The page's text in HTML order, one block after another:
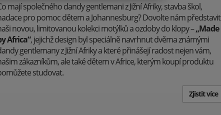
mají společného dandy gentlemani z Jižní Afriky, stavba škol,
pro pomoc dětem a Johannesburg? Dovolte nám představit
novou, limitovanou kolekci motýlků a ozdoby do klopy –„Made
Africa“, jejichž design byl speciálně navrhnut dvěma známými
gentlemany z Jižní Afriky a které přinášejí radost nejen vám,
zákazníkům, ale také dětem v Africe, kterým koupí produktu
studovat.
Zjistit více